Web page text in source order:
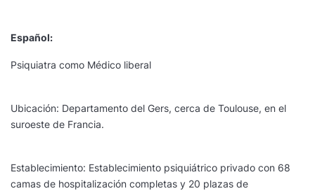
Español:
Psiquiatra como Médico liberal
Ubicación: Departamento del Gers, cerca de Toulouse, en el
suroeste de Francia.
Establecimiento: Establecimiento psiquiátrico privado con 68
camas de hospitalización completas y 20 plazas de